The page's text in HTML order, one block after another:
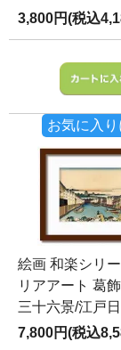
3,800円(税込
お気に入
絵画 和楽シリ
リアアート 葛
三十六景/江戸
7,800円(税込